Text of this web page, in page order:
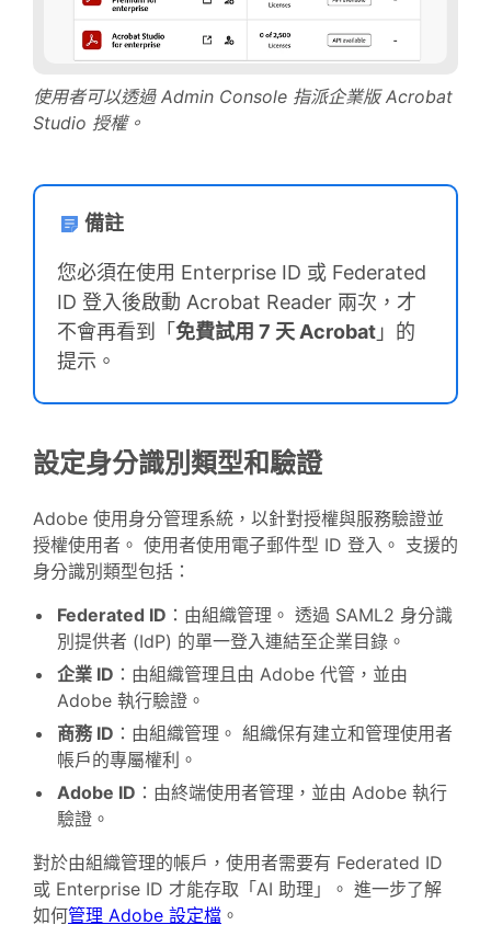
使用者可以透過 Admin Console 指派企業版 Acrobat
Studio 授權。
備註
您必須在使用 Enterprise ID 或 Federated
ID 登入後啟動 Acrobat Reader 兩次，才
不會再看到「 免費試用 7 天 Acrobat 」的
提示。
設定身分識別類型和驗證
Adobe 使用身分管理系統，以針對授權與服務驗證並
授權使用者。 使用者使用電子郵件型 ID 登入。 支援的
身分識別類型包括：
Federated ID ：由組織管理。 透過 SAML2 身分識
別提供者 (IdP) 的單一登入連結至企業目錄。
企業 ID ：由組織管理且由 Adobe 代管，並由
Adobe 執行驗證。
商務 ID ：由組織管理。 組織保有建立和管理使用者
帳戶的專屬權利。
Adobe ID ：由終端使用者管理，並由 Adobe 執行
驗證。
對於由組織管理的帳戶，使用者需要有 Federated ID
或 Enterprise ID 才能存取「AI 助理」。 進一步了解
如何管理 Adobe 設定檔 。